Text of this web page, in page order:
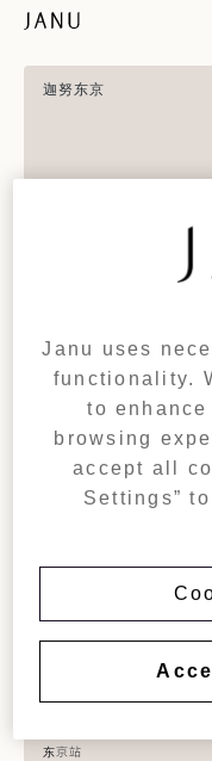
迦努东京
时间
2026 年 8 月 10 日，星期三
19:37:33
(格林威治标准时间 +09:00)
成田国际机场
东京站
Janu uses
functionality.
to
browsing
accept all
Settings”